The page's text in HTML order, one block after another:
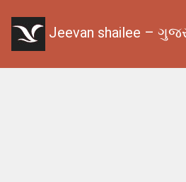
Jeevan shailee –